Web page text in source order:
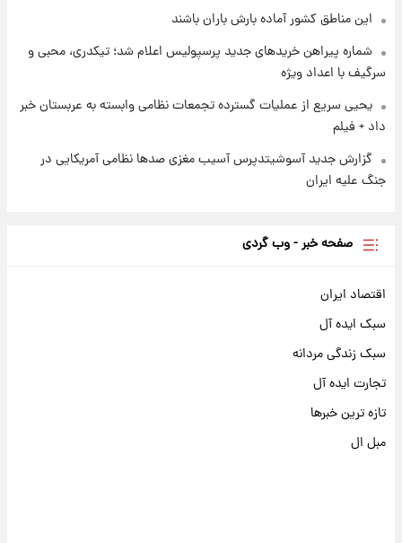
قیمت سکه و طلا فردا
این مناطق کشور آماده بارش باران باشند
شماره پیراهن خریدهای جدید پرسپولیس اعلام شد؛ تیکدری، محبی و
سرگیف با اعداد ویژه
یحیی سریع از عملیات گسترده تجمعات نظامی وابسته به عربستان خبر
داد + فیلم
گزارش جدید آسوشیتدپرس آسیب مغزی صدها نظامی آمریکایی در
جنگ علیه ایران
صفحه خبر - وب گردی
اقتصاد ایران
سبک ایده آل
سبک زندگی مردانه
تجارت ایده آل
تازه ترین خبرها
مبل ال